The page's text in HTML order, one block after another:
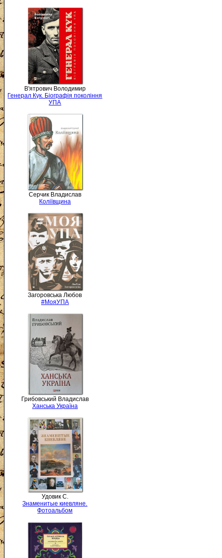
В'ятрович Володимир
Генерал Кук. Біографія покоління
УПА
Серчик Владислав
Коліївщина
Загоровська Любов
#МояУПА
Грибовський Владислав
Ханська Україна
Удовик С.
Знаменитые киевляне.
Фотоальбом